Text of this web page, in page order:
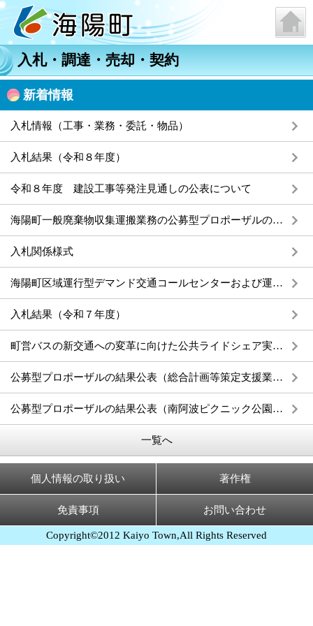
入札・調達・売却・契約
新着情報
入札情報（工事・業務・委託・物品）
入札結果（令和８年度）
令和８年度 建設工事等発注見通しの公表について
海陽町一般廃棄物収集運搬業務の公募型プロポーザルの実施について
入札関係様式
海陽町区域運行型デマンド交通コールセンターおよび運転業務公募型プロポーザルの実施について
入札結果（令和７年度）
町営バスの新交通への変革に向けた公共ライドシェア実証運行及び交通形態の検討業務公募型プロポーザルに関する質問に対する回答
公募型プロポーザルの結果公表（総合計画等策定支援業務）
公募型プロポーザルの結果公表（南阿波ピクニック公園遊具設置基本設計業務）
一覧へ
個人情報の取り扱い 著作権
免責事項 お問い合わせ
Copyright©2012 Kaiyo Town,All Rights Reserved